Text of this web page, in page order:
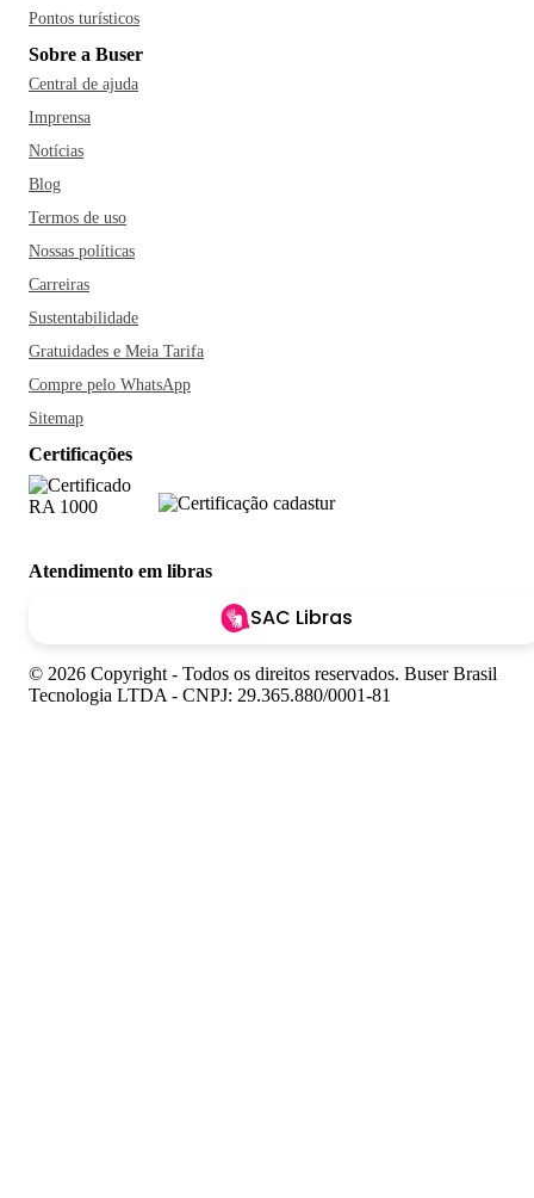
Pontos turísticos
Sobre a Buser
Central de ajuda
Imprensa
Notícias
Blog
Termos de uso
Nossas políticas
Carreiras
Sustentabilidade
Gratuidades e Meia Tarifa
Compre pelo WhatsApp
Sitemap
Certificações
Atendimento em libras
SAC Libras
© 2026 Copyright - Todos os direitos reservados. Buser Brasil
Tecnologia LTDA - CNPJ: 29.365.880/0001-81